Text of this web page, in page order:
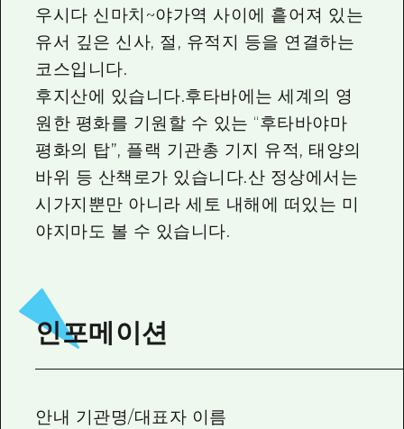
자주 묻는 질문
재해가 발생했을 때의 교통 정보
관광 안내 책자
우시다 신마치~야가역 사이에 흩어져 있는
유서 깊은 신사, 절, 유적지 등을 연결하는
코스입니다.
후지산에 있습니다.후타바에는 세계의 영
원한 평화를 기원할 수 있는 “후타바야마
평화의 탑”, 플랙 기관총 기지 유적, 태양의
바위 등 산책로가 있습니다.산 정상에서는
시가지뿐만 아니라 세토 내해에 떠있는 미
야지마도 볼 수 있습니다.
인포메이션
안내 기관명/대표자 이름